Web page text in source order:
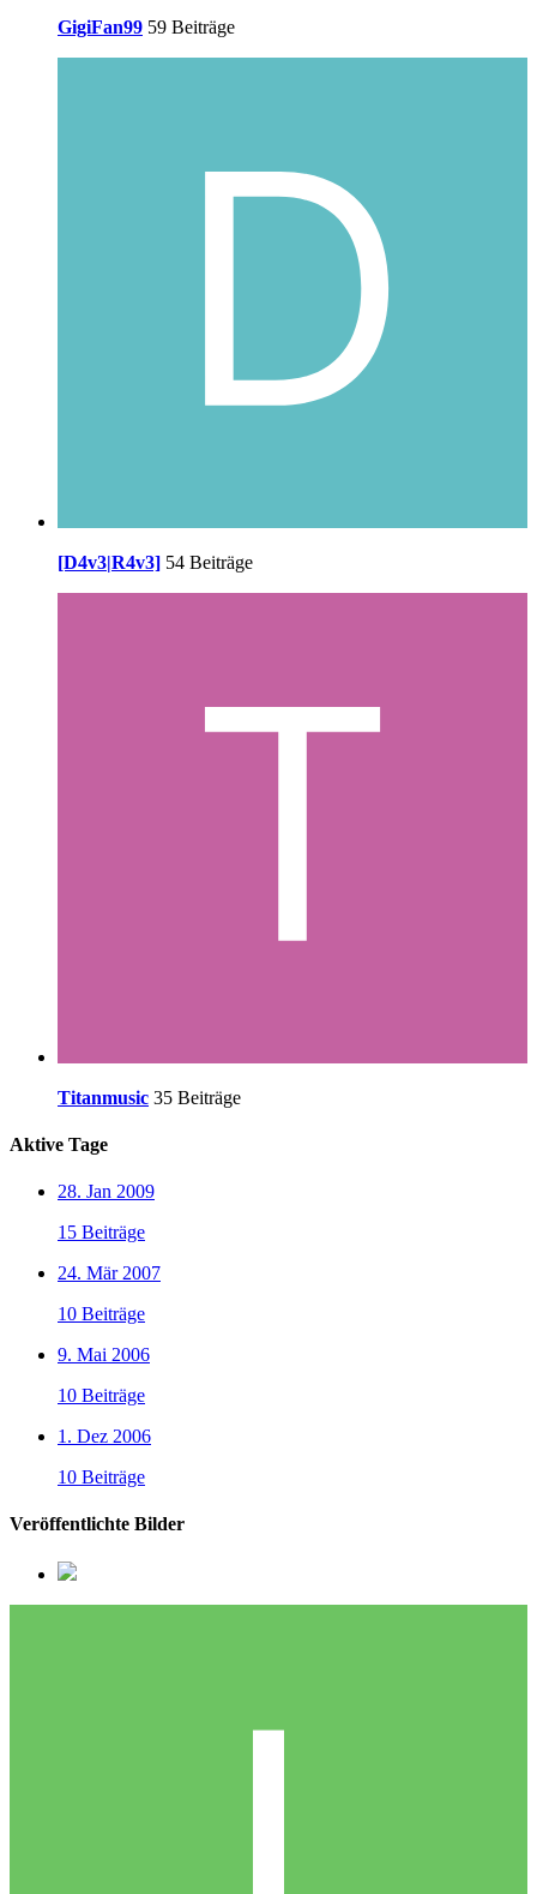
GigiFan99 59 Beiträge
[D4v3|R4v3] 54 Beiträge
Titanmusic 35 Beiträge
Aktive Tage
28. Jan 2009
15 Beiträge
24. Mär 2007
10 Beiträge
9. Mai 2006
10 Beiträge
1. Dez 2006
10 Beiträge
Veröffentlichte Bilder